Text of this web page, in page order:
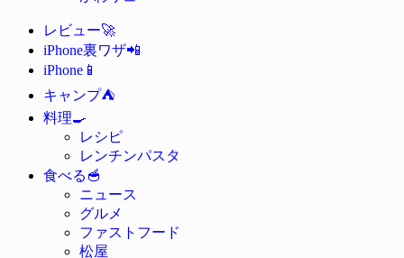
レビュー🚀
iPhone裏ワザ📲
iPhone 📱
キャンプ⛺
料理🍳
レシピ
レンチンパスタ
食べる 🥣
ニュース
グルメ
ファストフード
松屋